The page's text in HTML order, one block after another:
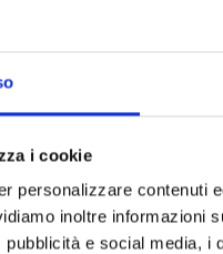
i cookie
personalizzare contenuti
inoltre informazioni
pubblicità e social media, i
e di management
e di consulenza
s.r.l, la società si
hotel e strutture
distribuzione on line,
strumenti tecnologici.